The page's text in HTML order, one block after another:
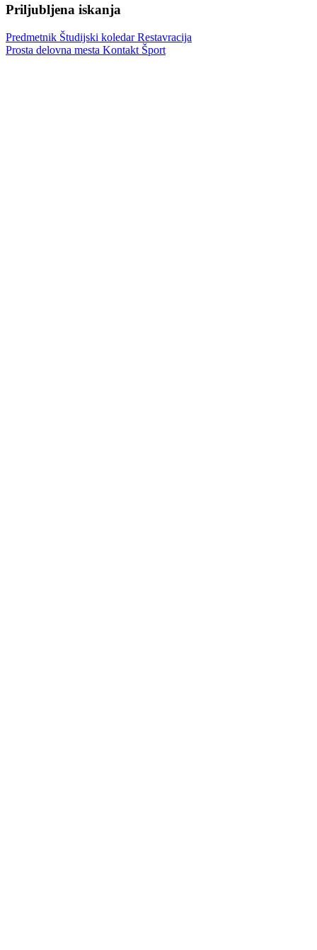
Priljubljena iskanja
Predmetnik Študijski koledarRestavracija
Prosta delovna mesta Kontakt Šport